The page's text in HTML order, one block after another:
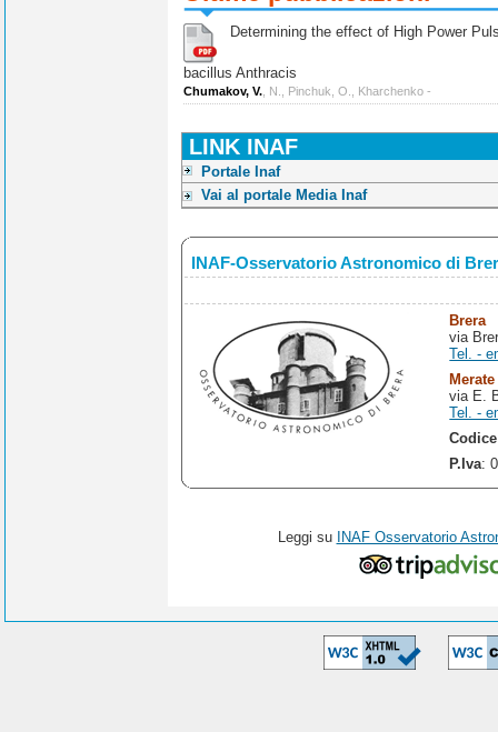
Determining the effect of High Power
bacillus Anthracis
Chumakov, V. , N., Pinchuk, O., Kharchenko -
LINK INAF
Portale Inaf
Vai al portale Media Inaf
INAF-Osservatorio Astronomico di
Brera
via
Tel. -
Merate
via E.
Tel. -
P.Iva:
Leggi su INAF Osservatorio